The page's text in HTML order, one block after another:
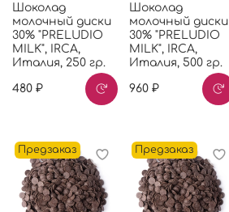
Шоколад
молочный диски
30% "PRELUDIO
MILK", IRCA,
Италия, 250 гр.
480 ₽
Шоколад
молочный диски
30% "PRELUDIO
MILK", IRCA,
Италия, 500 гр.
960 ₽
Предзаказ Предзаказ